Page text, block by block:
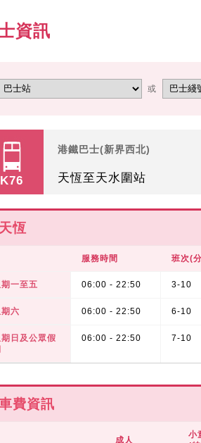
資訊
或
K76
港鐵巴士(新界西北)
天恆至天水圍站
恆
服務時間 班次(
一至五 06:00 - 22:50 3-10
六 06:00 - 22:50 6-10
日及公眾假
06:00 - 22:50 7-10
費資訊
成人
小